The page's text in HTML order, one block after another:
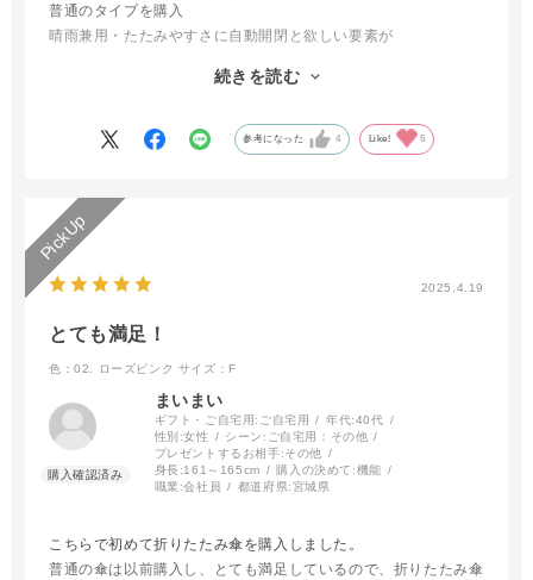
普通のタイプを購入
晴雨兼用・たたみやすさに自動開閉と欲しい要素が
が、《slim》タイプがあるのを知り母にも
今年の夏は安泰です
続きを読む
参考になった 4 Like! 5
2025.4.19
とても満足！
色：02. ローズピンク サイズ：F
まいまい
ギフト・ご自宅用: ご自宅用 年代:40代
性別:女性 シーン: ご自宅用：その他
プレゼントするお相手:その他
身長:161～165cm 購入の決めて:機能
職業:会社員 都道府県:宮城県
こちらで初めて折りたたみ傘を購入しました。
普通の傘は以前購入し、とても満足しているので、折りたたみ傘